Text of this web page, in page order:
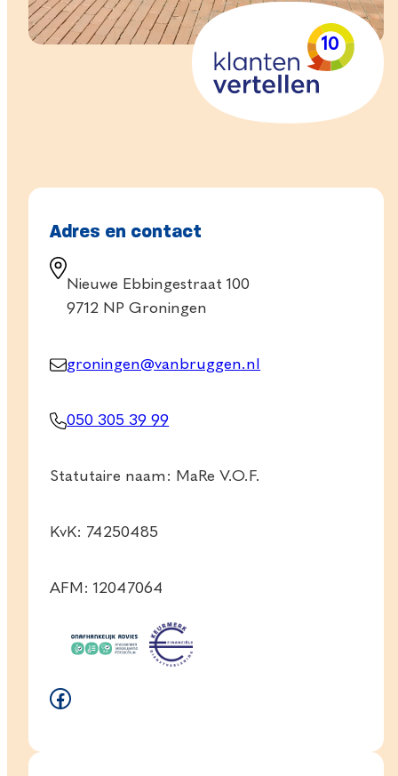
10
Adres en contact
Nieuwe Ebbingestraat 100
9712 NP Groningen
groningen@vanbruggen.nl
050 305 39 99
Statutaire naam: MaRe V.O.F.
KvK: 74250485
AFM: 12047064
Facebook